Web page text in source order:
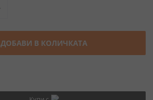
ДОБАВИ В КОЛИЧКАТА